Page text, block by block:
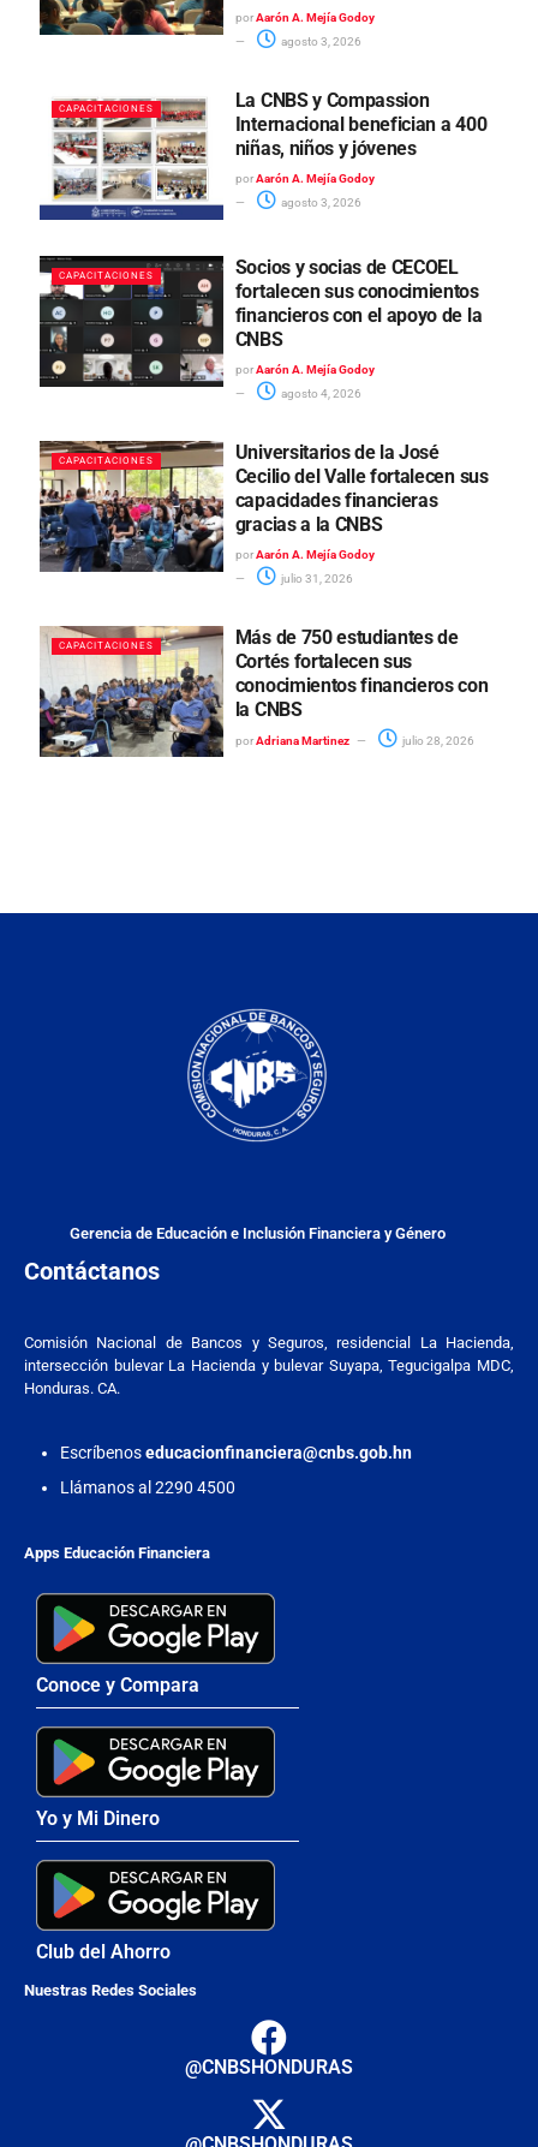
por Aarón A. Mejía Godoy
agosto 3, 2026
CAPACITACIONES
La CNBS y Compassion
Internacional benefician a 400
niñas, niños y jóvenes
por Aarón A. Mejía Godoy
agosto 3, 2026
CAPACITACIONES
Socios y socias de CECOEL
fortalecen sus conocimientos
financieros con el apoyo de la
CNBS
por Aarón A. Mejía Godoy
agosto 4, 2026
CAPACITACIONES
Universitarios de la José
Cecilio del Valle fortalecen sus
capacidades financieras
gracias a la CNBS
por Aarón A. Mejía Godoy
julio 31, 2026
CAPACITACIONES
Más de 750 estudiantes de
Cortés fortalecen sus
conocimientos financieros con
la CNBS
por Adriana Martinez julio 28, 2026
Gerencia de Educación e Inclusión Financiera y Género
Contáctanos
Comisión Nacional de Bancos y Seguros, residencial La Hacienda,
intersección bulevar La Hacienda y bulevar Suyapa, Tegucigalpa MDC,
Honduras. CA.
Escríbenoseducacionfinanciera@cnbs.gob.hn
Llámanos al 2290 4500
Apps Educación Financiera
Conoce y Compara
Yo y Mi Dinero
Club del Ahorro
Nuestras Redes Sociales
@CNBSHONDURAS